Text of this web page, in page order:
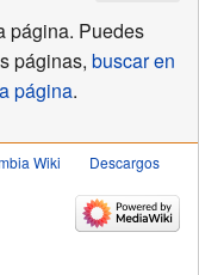
página. Puedes
páginas, buscar en
página.
Wiki Descargos